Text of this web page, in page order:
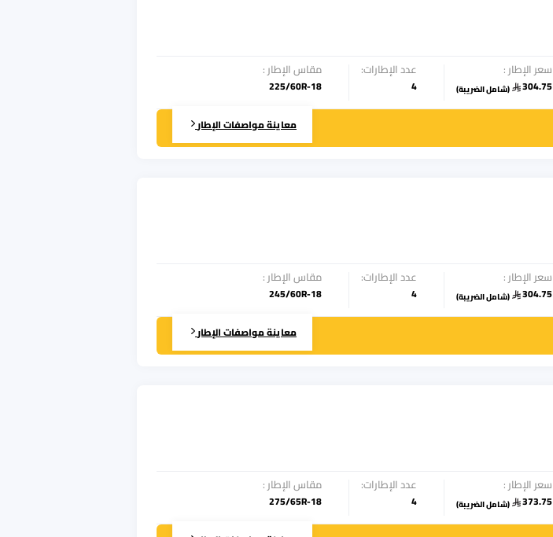
سعر الإطار :
304.75
(شامل الضريبة)
عدد الإطارات:
4
مقاس الإطار :
225/60R-18
معاينة مواصفات الإطار
سعر الإطار :
304.75
(شامل الضريبة)
عدد الإطارات:
4
مقاس الإطار :
245/60R-18
معاينة مواصفات الإطار
سعر الإطار :
373.75
(شامل الضريبة)
عدد الإطارات:
4
مقاس الإطار :
275/65R-18